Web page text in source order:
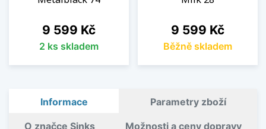
Cena
9 599 Kč
2 ks skladem
Cena
9 599 Kč
Běžně skladem
Informace Parametry zboží
O značce Sinks Možnosti a ceny dopravy